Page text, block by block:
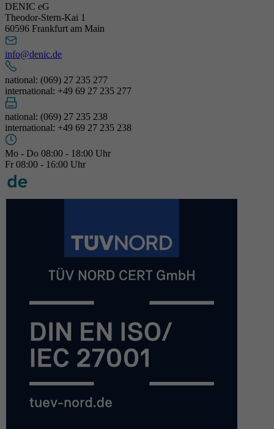
DENIC eG
Theodor-Stern-Kai 1
60596 Frankfurt am Main
info@denic.de
national: (069) 27 235 277
international: +49 69 27 235 277
national: (069) 27 235 238
international: +49 69 27 235 238
Mo - Do 08:00 - 18:00 Uhr
Fr 08:00 - 16:00 Uhr